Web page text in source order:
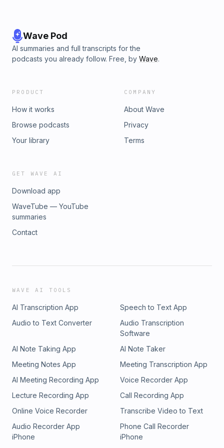
Wave Pod
AI summaries and full transcripts for the
podcasts you already follow. Free, by Wave.
PRODUCT
How it works
Browse podcasts
Your library
COMPANY
About Wave
Privacy
Terms
GET WAVE AI
Download app
WaveTube — YouTube
summaries
Contact
WAVE AI TOOLS
AI Transcription App
Speech to Text App
Audio to Text Converter
Audio Transcription
Software
AI Note Taking App
AI Note Taker
Meeting Notes App
Meeting Transcription App
AI Meeting Recording App
Voice Recorder App
Lecture Recording App
Call Recording App
Online Voice Recorder
Transcribe Video to Text
Audio Recorder App
iPhone
Phone Call Recorder
iPhone